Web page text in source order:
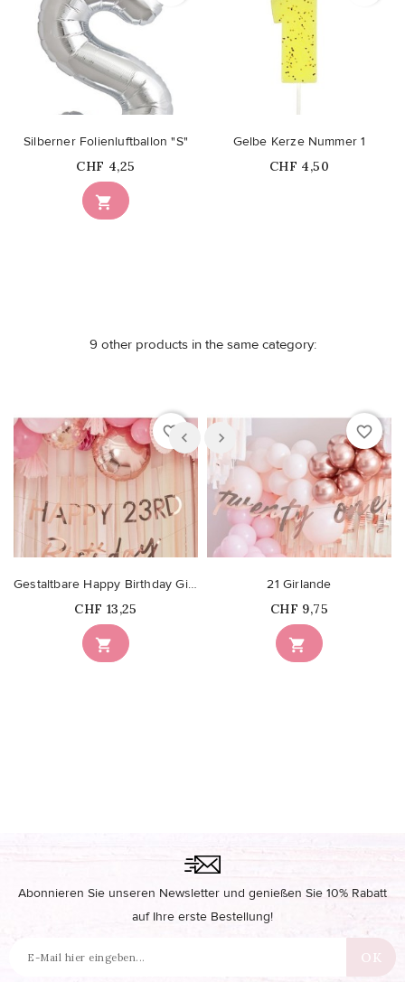

Silberner Folienluftballon "S"
Price
CHF 4,25
Gelbe Kerze Nummer 1
Price
CHF 4,50
9 other products in the same category:
favorite_border

Gestaltbare Happy Birthday Girlande Roségold
Price
CHF 13,25
favorite_border

21 Girlande
Price
CHF 9,75
Abonnieren Sie unseren Newsletter und genießen Sie 10% Rabatt
auf Ihre erste Bestellung!